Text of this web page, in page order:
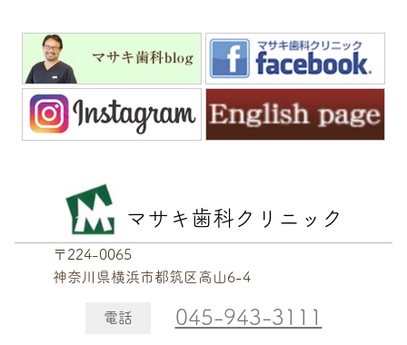
マサキ歯科クリニック
〒224-0065
神奈川県横浜市都筑区高山6-4
電話 045-943-3111